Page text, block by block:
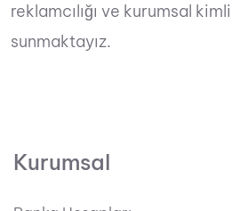
reklamcılığı ve kurumsal
sunmaktayız.
Kurumsal